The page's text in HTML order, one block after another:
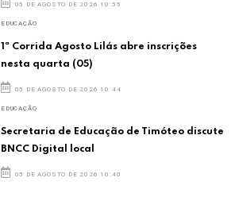
05 DE AGOSTO DE 2026 10:55
EDUCAÇÃO
1ª Corrida Agosto Lilás abre inscrições
nesta quarta (05)
05 DE AGOSTO DE 2026 10:44
EDUCAÇÃO
Secretaria de Educação de Timóteo discute
BNCC Digital local
05 DE AGOSTO DE 2026 10:40